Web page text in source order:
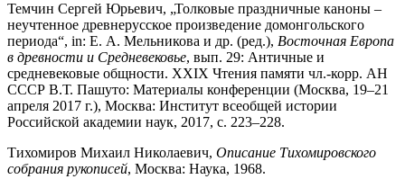
Темчин Сергей Юрьевич, „Толковые праздничные каноны –
неучтенное древнерусское произведение домонгольского
периода“, in: Е. А. Мельникова и др. (ред.), Восточная Европа
в древности и Средневековье, вып. 29: Античные и
средневековые общности. XХIX Чтения памяти чл.-корр. АН
СССР В.Т. Пашуто: Материалы конференции (Москва, 19–21
апреля 2017 г.), Москва: Институт всеобщей истории
Российской академии наук, 2017, с. 223–228.
Тихомиров Михаил Николаевич, Описание Тихомировского
собрания рукописей, Москва: Наука, 1968.